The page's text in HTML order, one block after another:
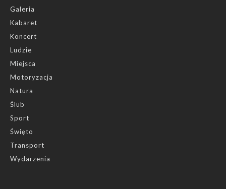
Galeria
Kabaret
Koncert
Ludzie
Miejsca
Motoryzacja
Natura
Ślub
Sport
Święto
Transport
Wydarzenia